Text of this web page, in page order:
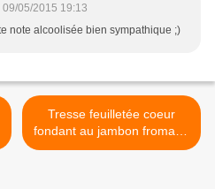
09/05/2015 19:13
note alcoolisée bien sympathique ;)
Tresse feuilletée coeur
fondant au jambon fromage
oeuf et Roseval >